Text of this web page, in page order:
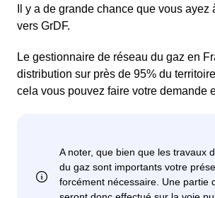
Il y a de grande chance que vous ayez
vers GrDF.
Le gestionnaire de réseau du gaz en
distribution sur près de 95% du
cela vous pouvez faire votre demande